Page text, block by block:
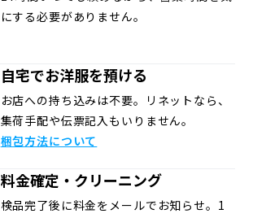
にする必要がありません。
自宅でお洋服を預ける
お店への持ち込みは不要。リネットなら、
集荷手配や伝票記入もいりません。
梱包方法について
料金確定・クリーニング
検品完了後に料金をメールでお知らせ。1